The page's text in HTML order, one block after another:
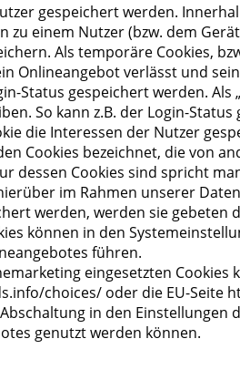
gespeichert werden.
einem Nutzer (bzw. dem
Als temporäre Cookies,
Onlineangebot verlässt und
Status gespeichert werden. Als
So kann z.B. der Login-
die Interessen der Nutzer
Cookies bezeichnet, die von
Cookies sind spricht
im Rahmen unserer
werden, werden sie gebeten
können in den
führen.
eingesetzten
choices/ oder die EU-
in den
genutzt werden können.